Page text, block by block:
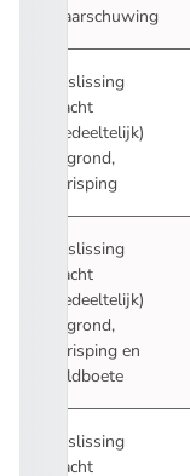
waarschuwing
Beslissing
klacht
(gedeeltelijk)
gegrond,
berisping
Beslissing
klacht
(gedeeltelijk)
gegrond,
berisping en
geldboete
Beslissing
klacht